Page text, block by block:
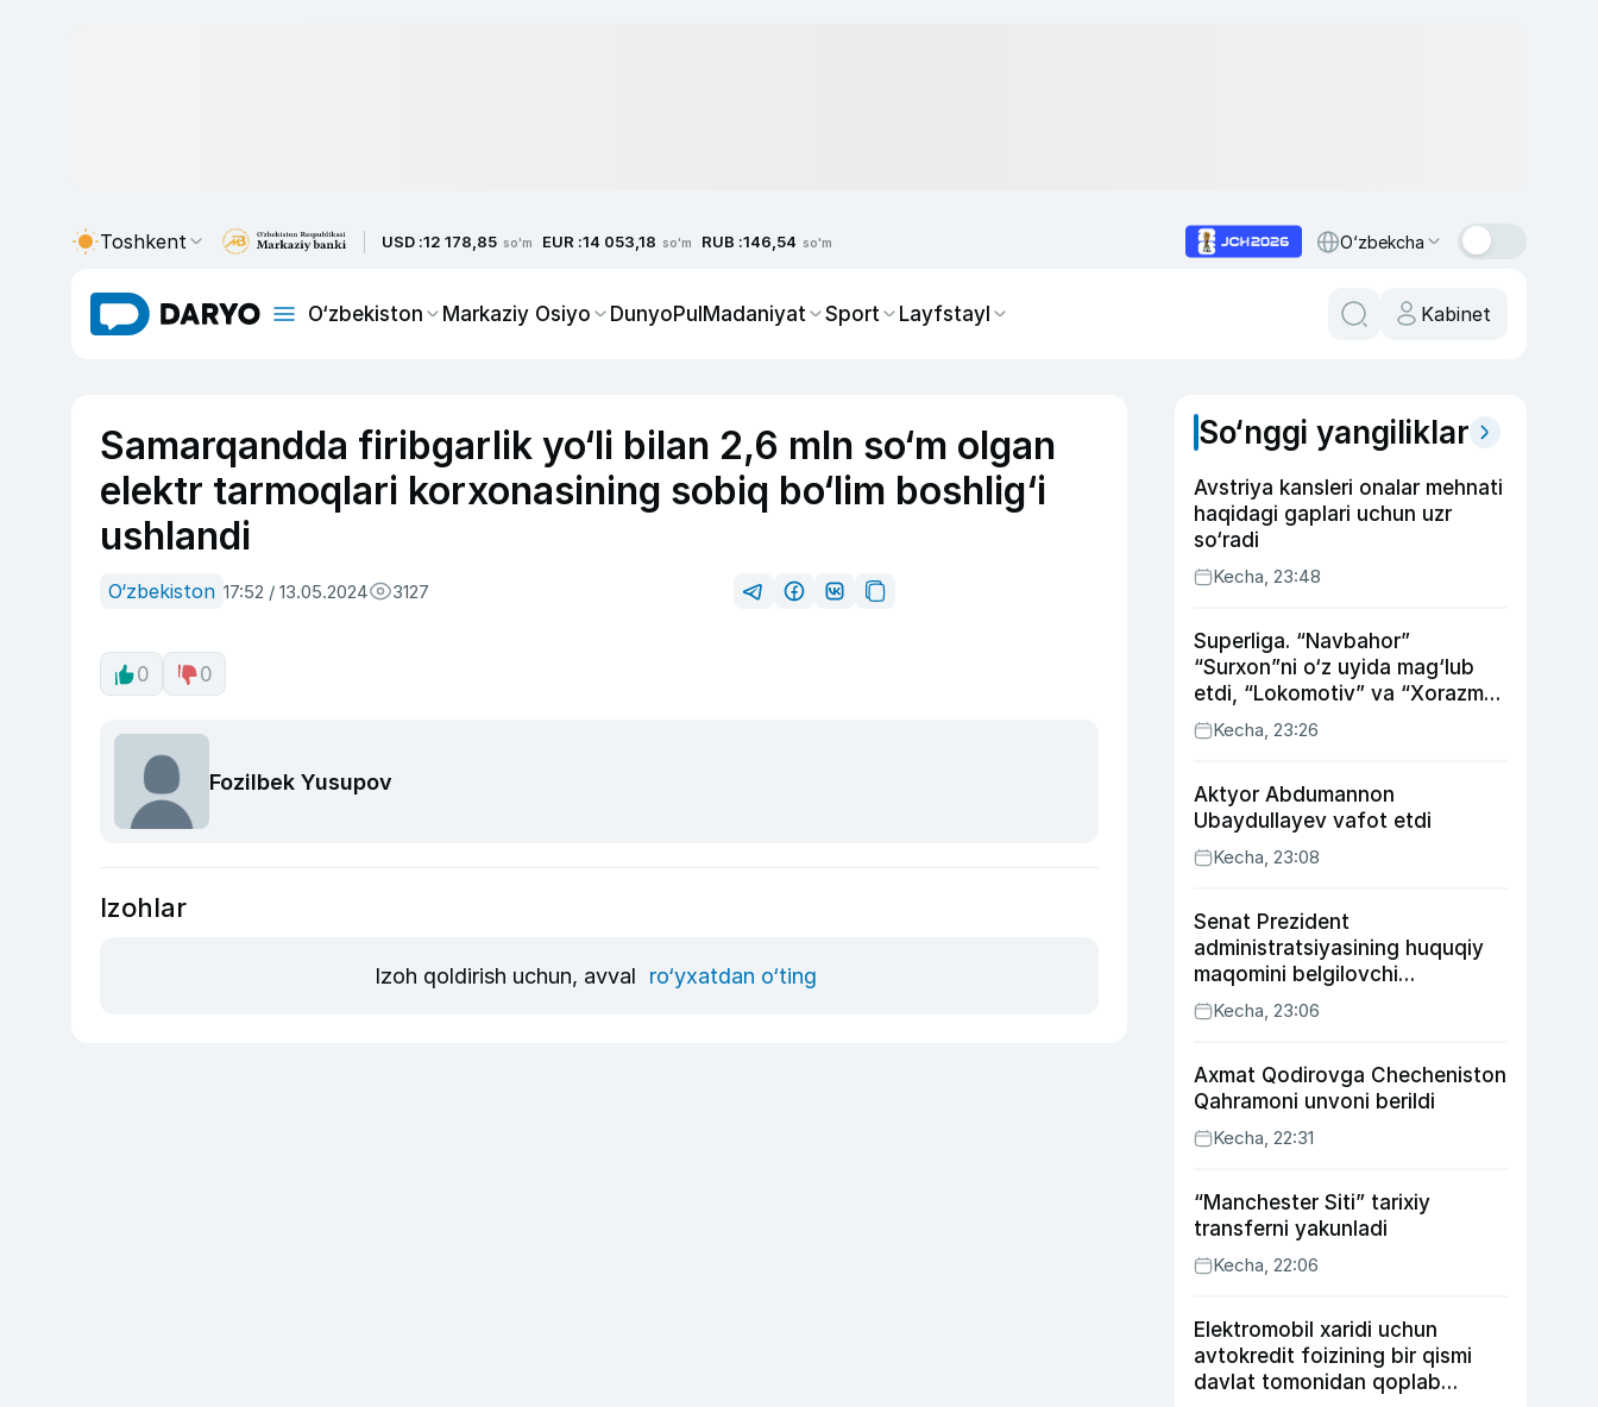
Toshkent USD :12 178,85 so'm EUR :14 053,18 so'm RUB :146,54 so'm O‘zbekcha
O‘zbekiston Markaziy Osiyo DunyoPulMadaniyat Sport Layfstayl Kabinet
Samarqandda firibgarlik yo‘li bilan 2,6 mln so‘m olgan
elektr tarmoqlari korxonasining sobiq bo‘lim boshlig‘i
ushlandi
O‘zbekiston 17:52 / 13.05.2024 3127
0 0
Fozilbek Yusupov
Izohlar
Izoh qoldirish uchun, avval ro‘yxatdan o‘ting
So‘nggi yangiliklar
Avstriya kansleri onalar mehnati
haqidagi gaplari uchun uzr
so‘radi
Kecha, 23:48
Superliga. “Navbahor”
“Surxon”ni o‘z uyida mag‘lub
etdi, “Lokomotiv” va “Xorazm”
uyda g‘alaba qozondi
Kecha, 23:26
Aktyor Abdu­mannon
Ubaydullayev vafot etdi
Kecha, 23:08
Senat Prezident
administratsiyasining huquqiy
maqomini belgilovchi
konstitutsiyaviy qonunni
ma’qulladi
Kecha, 23:06
Axmat Qodirovga Checheniston
Qahramoni unvoni berildi
Kecha, 22:31
“Manchester Siti” tarixiy
transferni yakunladi
Kecha, 22:06
Elektromobil xaridi uchun
avtokredit foizining bir qismi
davlat tomonidan qoplab